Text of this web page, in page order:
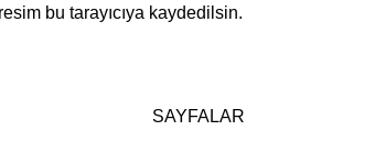
bu tarayıcıya kaydedilsin.
SAYFALAR